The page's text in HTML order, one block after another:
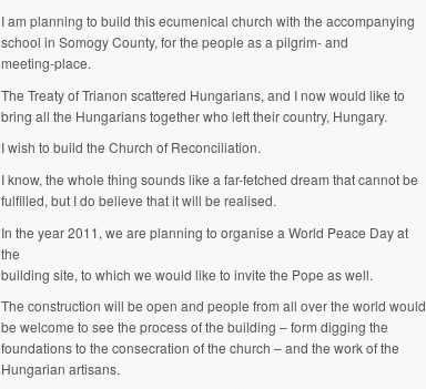
I am planning to build this ecumenical church with the accompanying
school in Somogy County, for the people as a pilgrim- and
meeting-place.
The Treaty of Trianon scattered Hungarians, and I now would like to
bring all the Hungarians together who left their country, Hungary.
I wish to build the Church of Reconciliation.
I know, the whole thing sounds like a far-fetched dream that cannot be
fulfilled, but I do believe that it will be realised.
In the year 2011, we are planning to organise a World Peace Day at
the
building site, to which we would like to invite the Pope as well.
The construction will be open and people from all over the world would
be welcome to see the process of the building – form digging the
foundations to the consecration of the church – and the work of the
Hungarian artisans.